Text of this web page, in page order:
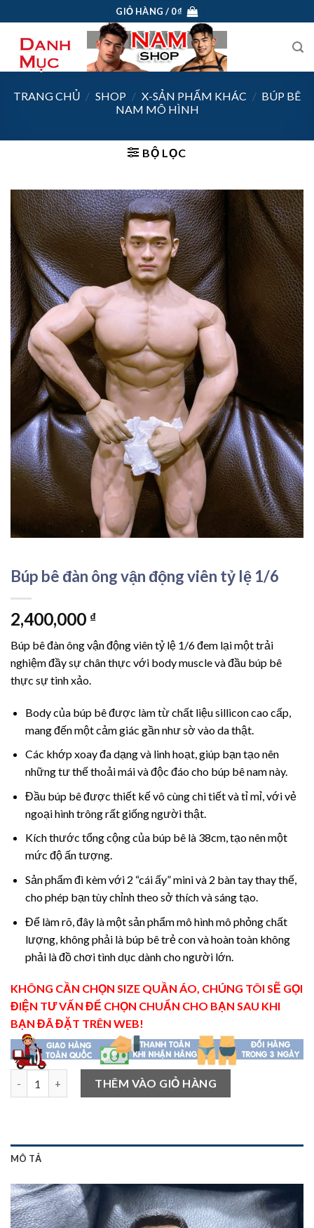
to
content
GIỎ HÀNG / 0₫
TRANG CHỦ / SHOP / X-SẢN PHẨM KHÁC / BÚP BÊ
NAM MÔ HÌNH
BỘ LỌC
Búp bê đàn ông vận động viên tỷ lệ 1/6
2,400,000 ₫
Búp bê đàn ông vận động viên tỷ lệ 1/6 đem lại một trải
nghiệm đầy sự chân thực với body muscle và đầu búp bê
thực sự tinh xảo.
Body của búp bê được làm từ chất liệu sillicon cao cấp,
mang đến một cảm giác gần như sờ vào da thật.
Các khớp xoay đa dạng và linh hoạt, giúp bạn tạo nên
những tư thế thoải mái và độc đáo cho búp bê nam này.
Đầu búp bê được thiết kế vô cùng chi tiết và tỉ mỉ, với vẻ
ngoại hình trông rất giống người thật.
Kích thước tổng cộng của búp bê là 38cm, tạo nên một
mức độ ấn tượng.
Sản phẩm đi kèm với 2 “cái ấy” mini và 2 bàn tay thay thế,
cho phép bạn tùy chỉnh theo sở thích và sáng tạo.
Để làm rõ, đây là một sản phẩm mô hình mô phỏng chất
lượng, không phải là búp bê trẻ con và hoàn toàn không
phải là đồ chơi tình dục dành cho người lớn.
KHÔNG CẦN CHỌN SIZE QUẦN ÁO, CHÚNG TÔI SẼ GỌI
ĐIỆN TƯ VẤN ĐỂ CHỌN CHUẨN CHO BẠN SAU KHI
BẠN ĐÃ ĐẶT TRÊN WEB!
Búp bê đàn ông vận động viên tỷ lệ 1/6 số lượng
THÊM VÀO GIỎ HÀNG
MÔ TẢ